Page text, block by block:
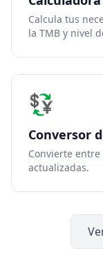
Calcula tus
la TMB y nivel
💱
Conversor
Convierte
actualizadas.